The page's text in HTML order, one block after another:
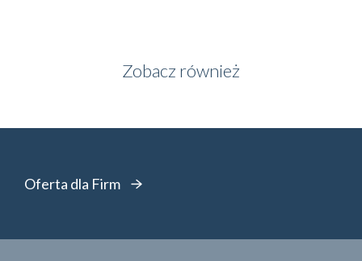
Zobacz również
Oferta dla Firm